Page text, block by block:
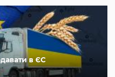
в ЄС